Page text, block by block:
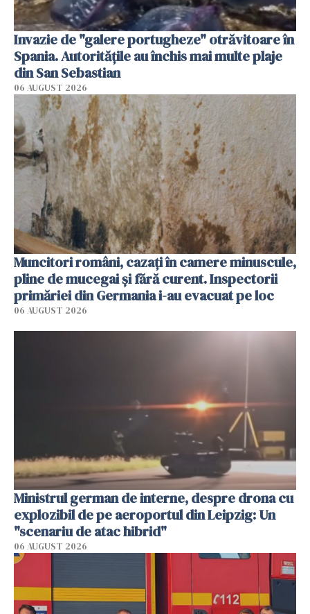
Invazie de "galere portugheze" otrăvitoare în
Spania. Autoritățile au închis mai multe plaje
din San Sebastian
06 AUGUST 2026
Muncitori români, cazați în camere minuscule,
pline de mucegai și fără curent. Inspectorii
primăriei din Germania i-au evacuat pe loc
06 AUGUST 2026
Ministrul german de interne, despre drona cu
explozibil de pe aeroportul din Leipzig: Un
"scenariu de atac hibrid"
06 AUGUST 2026